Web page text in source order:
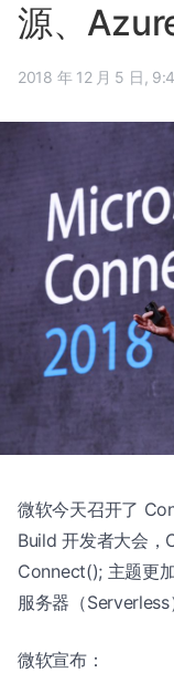
源、
2018 年
微软今天召开了
Build 开发者大会
Connect(); 主题更
服务器（Serverless
微软宣布：